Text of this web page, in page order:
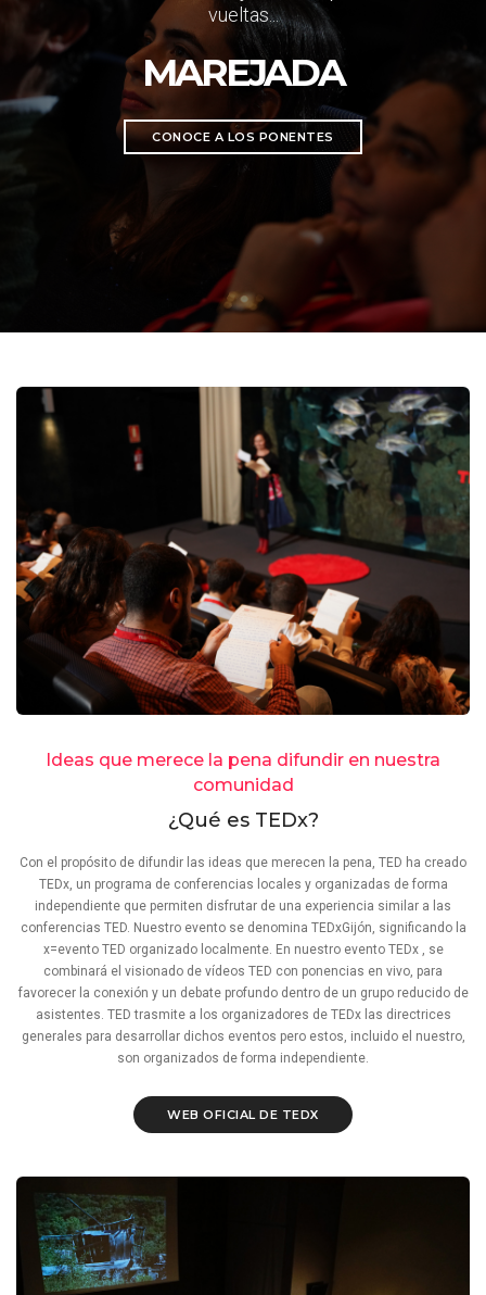
vueltas...
MAREJADA
CONOCE A LOS PONENTES
Ideas que merece la pena difundir en nuestra
comunidad
¿Qué es TEDx?
Con el propósito de difundir las ideas que merecen la pena, TED ha creado
TEDx, un programa de conferencias locales y organizadas de forma
independiente que permiten disfrutar de una experiencia similar a las
conferencias TED. Nuestro evento se denomina TEDxGijón, significando la
x=evento TED organizado localmente. En nuestro evento TEDx , se
combinará el visionado de vídeos TED con ponencias en vivo, para
favorecer la conexión y un debate profundo dentro de un grupo reducido de
asistentes. TED trasmite a los organizadores de TEDx las directrices
generales para desarrollar dichos eventos pero estos, incluido el nuestro,
son organizados de forma independiente.
WEB OFICIAL DE TEDX